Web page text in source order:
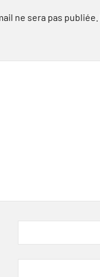
ne sera pas publiée.